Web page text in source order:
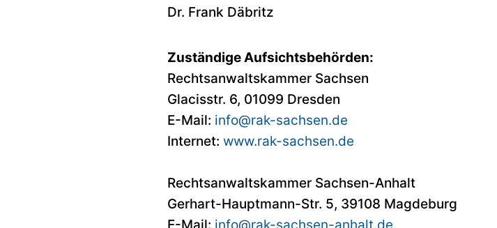
Dr. Frank Däbritz
Zuständige Aufsichtsbehörden:
Rechtsanwaltskammer Sachsen
Glacisstr. 6, 01099 Dresden
E-Mail: info@rak-sachsen.de
Internet: www.rak-sachsen.de
Rechtsanwaltskammer Sachsen-Anhalt
Gerhart-Hauptmann-Str. 5, 39108 Magdeburg
E-Mail: info@rak-sachsen-anhalt.de